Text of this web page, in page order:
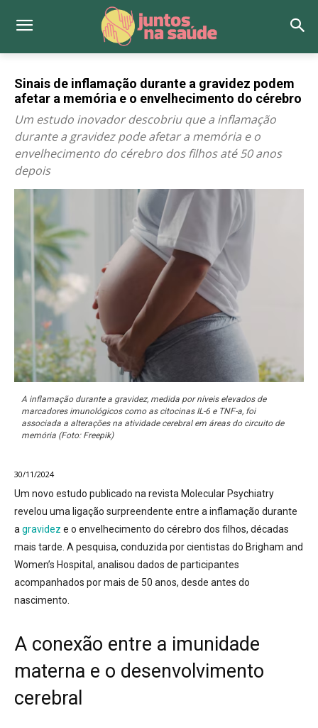
Sinais de inflamação durante a gravidez podem
afetar a memória e o envelhecimento do cérebro
Um estudo inovador descobriu que a inflamação
durante a gravidez pode afetar a memória e o
envelhecimento do cérebro dos filhos até 50 anos
depois
A inflamação durante a gravidez, medida por níveis elevados de
marcadores imunológicos como as citocinas IL-6 e TNF-a, foi
associada a alterações na atividade cerebral em áreas do circuito de
memória (Foto: Freepik)
30/11/2024
Um novo estudo publicado na revista Molecular Psychiatry
revelou uma ligação surpreendente entre a inflamação durante
agravidez e o envelhecimento do cérebro dos filhos, décadas
mais tarde. A pesquisa, conduzida por cientistas do Brigham and
Women’s Hospital, analisou dados de participantes
acompanhados por mais de 50 anos, desde antes do
nascimento.
A conexão entre a imunidade
materna e o desenvolvimento
cerebral